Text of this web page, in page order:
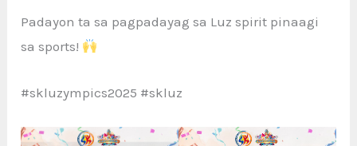
Padayon ta sa pagpadayag sa Luz spirit pinaagi
sa sports!
#skluzympics2025 #skluz